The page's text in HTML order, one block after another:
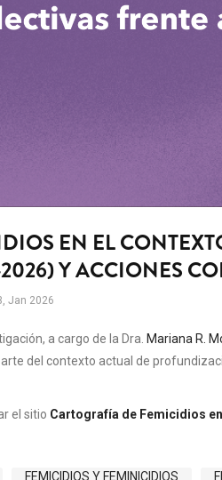
EN EL
Y ACCIONES
Jan 2026
a cargo de la Dra. Mariana R.
del contexto actual de
el sitio Cartografía de Femicidios
FEMICIDIOS Y FEMINICIDIOS